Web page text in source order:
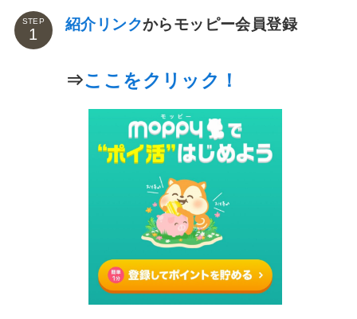
STEP 紹介リンクからモッピー会員登録
⇒ここをクリック！